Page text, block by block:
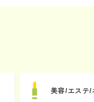
美容/エステ/